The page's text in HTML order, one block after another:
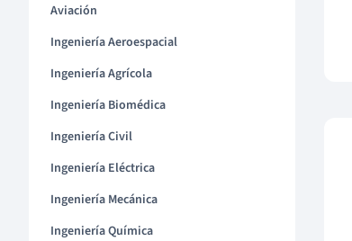
Aviación
Ingeniería Aeroespacial
Ingeniería Agrícola
Ingeniería Biomédica
Ingeniería Civil
Ingeniería Eléctrica
Ingeniería Mecánica
Ingeniería Química